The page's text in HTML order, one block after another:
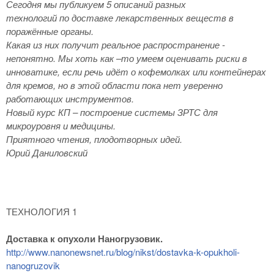
Сегодня мы публикуем 5 описаний разных
технологий по доставке лекарственных веществ в
поражённые органы.
Какая из них получит реальное распространение -
непонятно. Мы хоть как –то умеем оценивать риски в
инноватике, если речь идёт о кофемолках или контейнерах
для кремов, но в этой области пока нет уверенно
работающих инструментов.
Новый курс КП – построение системы ЗРТС для
микроуровня и медицины.
Приятного чтения, плодотворных идей.
Юрий Даниловский
ТЕХНОЛОГИЯ 1
Доставка к опухоли Наногрузовик.
http://www.nanonewsnet.ru/blog/nikst/dostavka-k-opukholi-
nanogruzovik